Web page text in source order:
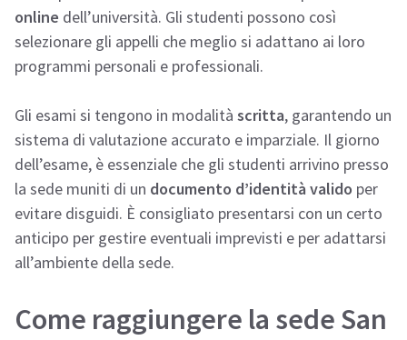
online dell’università. Gli studenti possono così
selezionare gli appelli che meglio si adattano ai loro
programmi personali e professionali.
Gli esami si tengono in modalità scritta, garantendo un
sistema di valutazione accurato e imparziale. Il giorno
dell’esame, è essenziale che gli studenti arrivino presso
la sede muniti di un documento d’identità valido per
evitare disguidi. È consigliato presentarsi con un certo
anticipo per gestire eventuali imprevisti e per adattarsi
all’ambiente della sede.
Come raggiungere la sede San